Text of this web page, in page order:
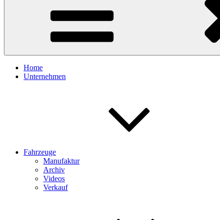
Home
Unternehmen
Fahrzeuge
Manufaktur
Archiv
Videos
Verkauf